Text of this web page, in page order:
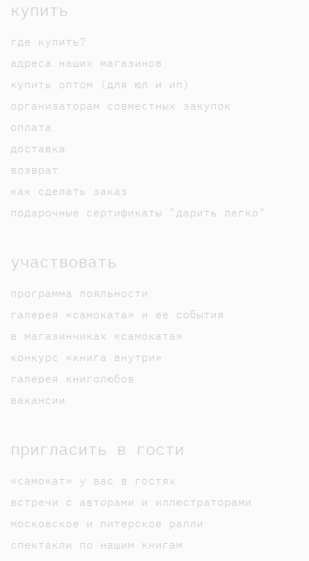
купить
где купить?
адреса наших магазинов
купить оптом (для юл и ип)
организаторам совместных закупок
оплата
доставка
возврат
как сделать заказ
подарочные сертификаты "дарить легко"
участвовать
программа лояльности
галерея «самоката» и ее события
в магазинчиках «самоката»
конкурс «книга внутри»
галерея книголюбов
вакансии
пригласить в гости
«самокат» у вас в гостях
встречи с авторами и иллюстраторами
московское и питерское ралли
спектакли по нашим книгам